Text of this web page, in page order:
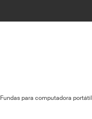
Fundas para computadora portátil